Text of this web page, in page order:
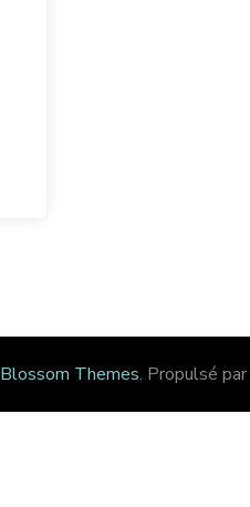
Blossom Themes. Propulsé par